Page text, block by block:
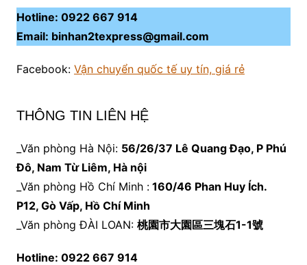
Hotline: 0922 667 914
Email: binhan2texpress@gmail.com
Facebook: Vận chuyển quốc tế uy tín, giá rẻ
THÔNG TIN LIÊN HỆ
_Văn phòng Hà Nội: 56/26/37 Lê Quang Đạo, P Phú
Đô, Nam Từ Liêm, Hà nội
_Văn phòng Hồ Chí Minh :160/46 Phan Huy Ích.
P12, Gò Vấp, Hồ Chí Minh
_Văn phòng ĐÀI LOAN: 桃園市大園區三塊石1-1號
Hotline: 0922 667 914